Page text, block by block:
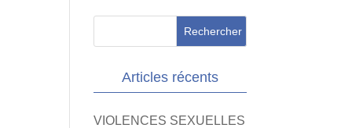
Articles récents
VIOLENCES SEXUELLES